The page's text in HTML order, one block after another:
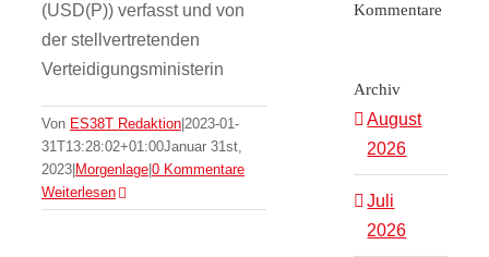
(USD(P)) verfasst und von
der stellvertretenden
Verteidigungsministerin
Von ES38T Redaktion 2023-01-
31T13:28:02+01:00Januar 31st,
2023 Morgenlage 0 Kommentare
Weiterlesen
Kommentare
Archiv
August
2026
Juli
2026